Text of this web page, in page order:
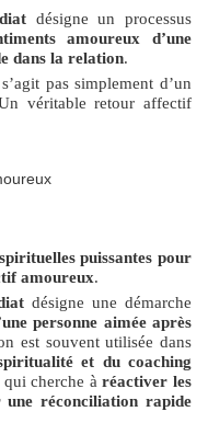
désigne un processus
amoureux d’une
dans la relation.
pas simplement d’un
véritable retour affectif
puissantes pour
amoureux.
désigne une démarche
personne aimée après
est souvent utilisée dans
et du coaching
qui cherche àréactiver les
une réconciliation rapide